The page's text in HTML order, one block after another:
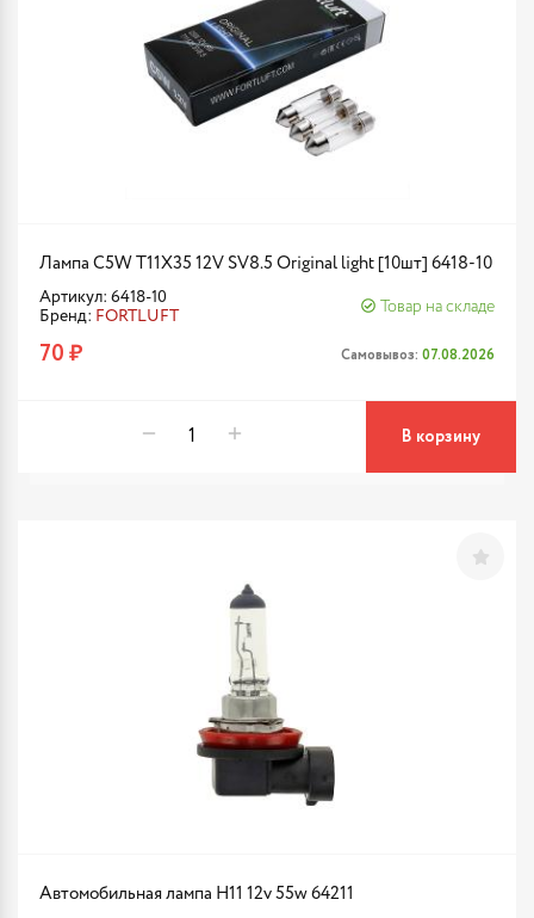
Лампа C5W T11X35 12V SV8.5 Original light [10шт] 6418-10
Артикул: 6418-10
Бренд: FORTLUFT
Товар на складе
70 ₽ Самовывоз: 07.08.2026
В корзину
Автомобильная лампа H11 12v 55w 64211